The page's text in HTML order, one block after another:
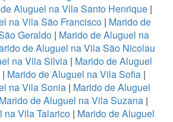
Aluguel na Vila Santo Henrique |
na Vila São Francisco| Marido de
Geraldo| Marido de Aluguel na
de Aluguel na Vila São Nicolau
na Vila Silvia | Marido de Aluguel
| Marido de Aluguel na Vila Sofia|
na Vila Sonia | Marido de Aluguel
Marido de Aluguel na Vila Suzana|
na Vila Talarico | Marido de Aluguel